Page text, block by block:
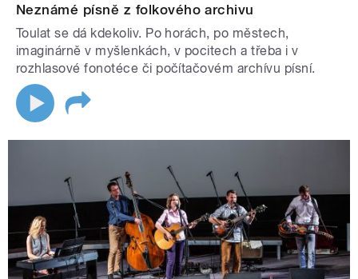
Neznámé písně z folkového archivu
Toulat se dá kdekoliv. Po horách, po městech,
imaginárně v myšlenkách, v pocitech a třeba i v
rozhlasové fonotéce či počítačovém archívu písní.